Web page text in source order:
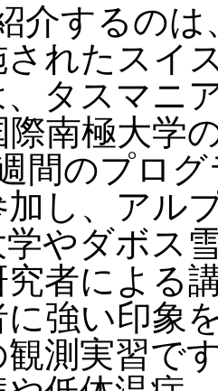
介するのは
れたスイ
タスマニ
南極大学
間のプロ
し、アル
やダボス
究者による
強い印象
測実習で